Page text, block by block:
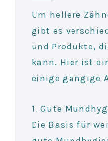
Um hellere
gibt es
und Produkte,
kann. Hier ist
einige gängige
1. Gute
Die Basis für